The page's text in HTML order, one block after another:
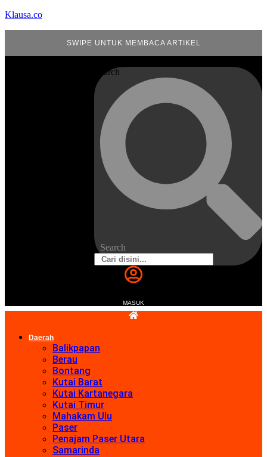
Klausa.co
SWIPE UNTUK MEMBACA ARTIKEL
Search
Search
MASUK
Daerah
Balikpapan
Berau
Bontang
Kutai Barat
Kutai Kartanegara
Kutai Timur
Mahakam Ulu
Paser
Penajam Paser Utara
Samarinda